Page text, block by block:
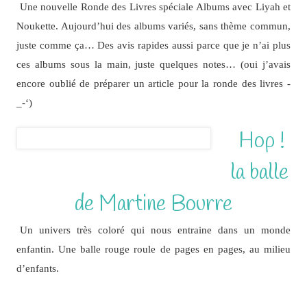
Une nouvelle Ronde des Livres spéciale Albums avec Liyah et
Noukette. Aujourd’hui des albums variés, sans thème commun,
juste comme ça… Des avis rapides aussi parce que je n’ai plus
ces albums sous la main, juste quelques notes… (oui j’avais
encore oublié de préparer un article pour la ronde des livres -
_-‘)
Hop !
la balle
de Martine Bourre
Un univers très coloré qui nous entraine dans un monde
enfantin. Une balle rouge roule de pages en pages, au milieu
d’enfants.